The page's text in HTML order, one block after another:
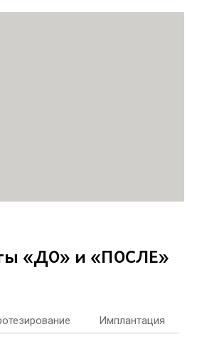
«ДО» и «ПОСЛЕ»
Имплантация